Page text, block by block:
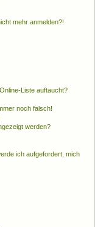
mehr anmelden?!
Liste auftaucht?
noch falsch!
werden?
ich aufgefordert, mich